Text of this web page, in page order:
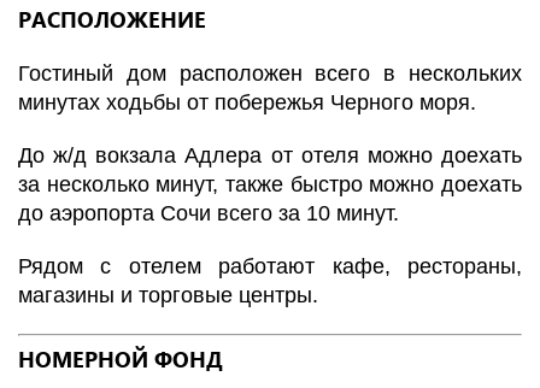
РАСПОЛОЖЕНИЕ
Гостиный дом расположен всего в нескольких
минутах ходьбы от побережья Черного моря.
До ж/д вокзала Адлера от отеля можно доехать
за несколько минут, также быстро можно доехать
до аэропорта Сочи всего за 10 минут.
Рядом с отелем работают кафе, рестораны,
магазины и торговые центры.
НОМЕРНОЙ ФОНД